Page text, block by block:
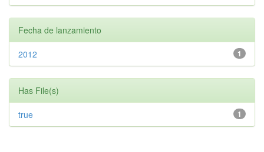
Fecha de lanzamiento
1
2012
Has File(s)
1
true